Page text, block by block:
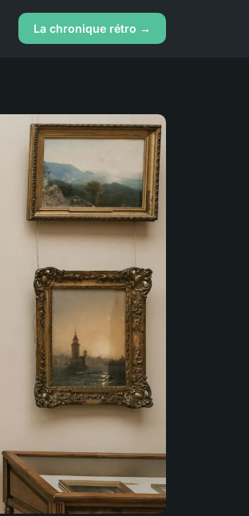
La chronique rétro →